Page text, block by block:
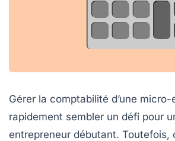
Gérer la comptabilité d’une
rapidement sembler un défi pour
entrepreneur débutant. Toutefois,